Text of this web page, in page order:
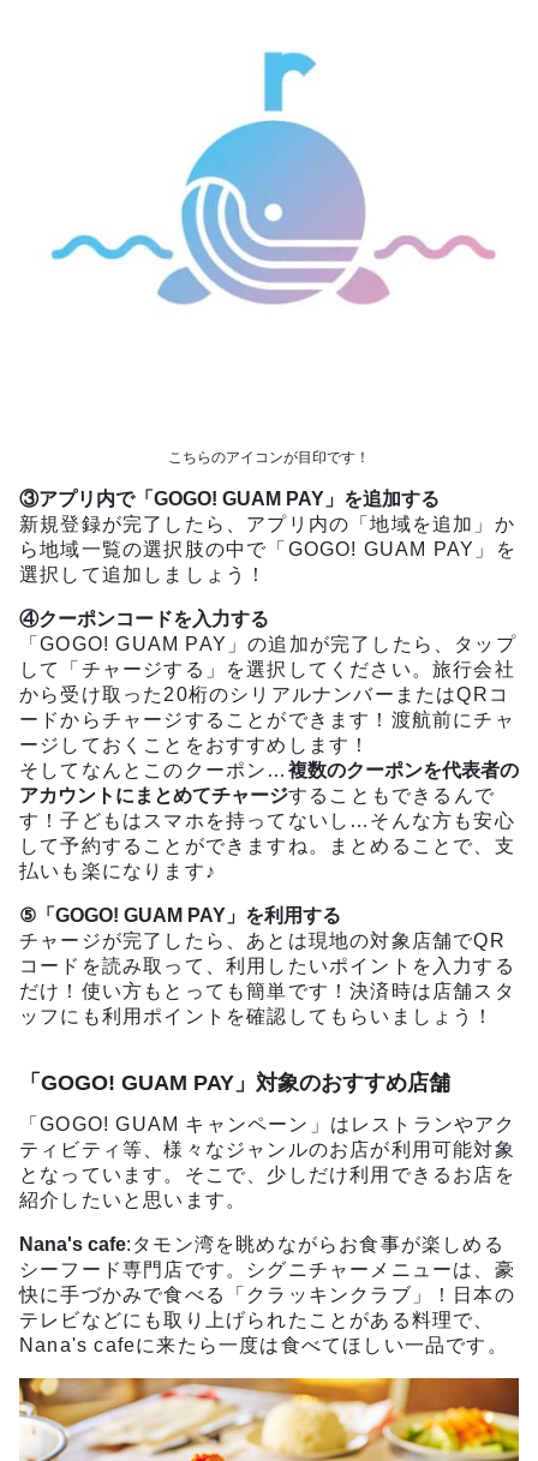
こちらのアイコンが目印です！
③アプリ内で「GOGO! GUAM PAY」を追加する
新規登録が完了したら、アプリ内の「地域を追加」か
ら地域一覧の選択肢の中で「GOGO! GUAM PAY」を
選択して追加しましょう！
④クーポンコードを入力する
「GOGO! GUAM PAY」の追加が完了したら、タップ
して「チャージする」を選択してください。旅行会社
から受け取った20桁のシリアルナンバーまたはQRコ
ードからチャージすることができます！渡航前にチャ
ージしておくことをおすすめします！
そしてなんとこのクーポン… 複数のクーポンを代表者の
アカウントにまとめてチャージすることもできるんで
す！子どもはスマホを持ってないし…そんな方も安心
して予約することができますね。まとめることで、支
払いも楽になります♪
⑤「GOGO! GUAM PAY」を利用する
チャージが完了したら、あとは現地の対象店舗でQR
コードを読み取って、利用したいポイントを入力する
だけ！使い方もとっても簡単です！決済時は店舗スタ
ッフにも利用ポイントを確認してもらいましょう！
「GOGO! GUAM PAY」対象のおすすめ店舗
「GOGO! GUAM キャンペーン」はレストランやアク
ティビティ等、様々なジャンルのお店が利用可能対象
となっています。そこで、少しだけ利用できるお店を
紹介したいと思います。
Nana's cafe:タモン湾を眺めながらお食事が楽しめる
シーフード専門店です。シグニチャーメニューは、豪
快に手づかみで食べる「クラッキンクラブ」！日本の
テレビなどにも取り上げられたことがある料理で、
Nana's cafeに来たら一度は食べてほしい一品です。